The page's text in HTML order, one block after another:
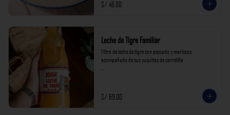
S/ 46.00
Leche de Tigre Familiar
1 litro de leche de tigre con pescado y mariscos,
acompañado de sus yuquitas de carretilla
S/ 69.00